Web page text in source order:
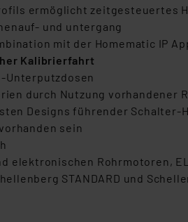
ermöglicht zeitgesteuertes
und untergang
mit der Homematic IP
Kalibrierfahrt
Unterputzdosen
durch Nutzung vorhandener
Designs führender
sein
elektronischen Rohrmotoren,
STANDARD und